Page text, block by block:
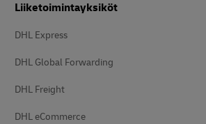
Liiketoimintayksiköt
DHL Express
DHL Global Forwarding
DHL Freight
DHL eCommerce